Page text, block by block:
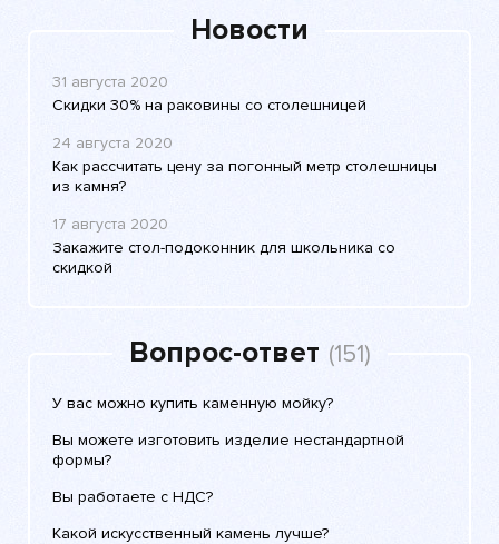
Новости
31 августа 2020
Скидки 30% на раковины со столешницей
24 августа 2020
Как рассчитать цену за погонный метр столешницы
из камня?
17 августа 2020
Закажите стол-подоконник для школьника со
скидкой
Вопрос-ответ (151)
У вас можно купить каменную мойку?
Вы можете изготовить изделие нестандартной
формы?
Вы работаете с НДС?
Какой искусственный камень лучше?